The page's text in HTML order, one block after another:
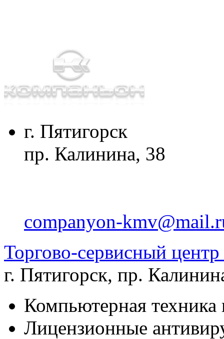
г. Пятигорск
пр. Калинина, 38
companyon-
Торгово-сервисный
г. Пятигорск, пр.
Компьютерная техника
Лицензионные